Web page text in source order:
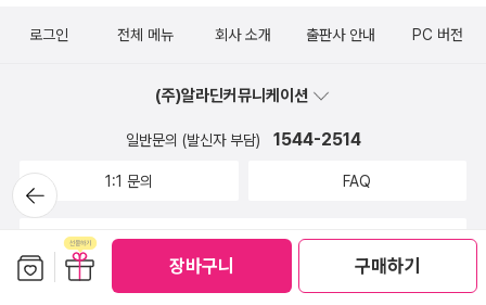
장바구니 구매하기
한 책들 중 어느 한 권이 선정된 것 마냥 좋았던 책들뿐이어서 15
상업용 비행기 조종사와 트럭 운전사들, 그리고 운항중인 선박의 선
적으로 99%의 기술자, 전기공, 그리고 건설노동자가 사라졌다. 반
면... 농업활동에 노동력을 제공하는 인구의 51%는 살아 남았다. 스
페인과 독일을 포함하여 14개국의 군대에 여군들이 전투병으로 복무
중이다. 미군중 약 20만명에 해당하는 여군들은 전투병으로 복무해
승선하는 국가이다. 이스라엘에서는 18세에서 26세에 해당하는 여
성들이 이스라엘 자위대에서 최소 1년 9개월 이상의 군 의무 복무를
뒤로가
기
로그인 전체 메뉴 회사 소개 출판사 안내 PC 버전
(주)알라딘커뮤니케이션
일반문의 (발신자 부담) 1544-2514
1:1 문의 FAQ
중고매장 위치, 영업시간 안내